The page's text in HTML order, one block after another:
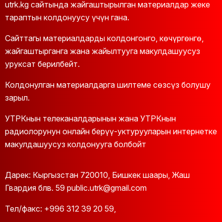
16:00 "Манас жаңырат"
16:20 "Рух азык"
16:40 Документальный фильм "Ашыке"
17:00 Айымдар
18:00 Документальный фильм Бакен Кыдыкеева
18:40 "Манас жаңырат"
utrk.kg сайтында жайгаштырылган материалдар жеке
тараптын колдонуусу үчүн гана.
Сайттагы материалдарды колдонгонго, көчүргөнгө,
жайгаштырганга жана жайылтууга макулдашуусуз
уруксат берилбейт.
Колдонулган материалдарга шилтеме сөзсүз болушу
зарыл.
УТРКнын телеканалдарынын жана УТРКнын
радиолорунун онлайн берүү-уктурууларын интернетке
макулдашуусуз колдонууга болбойт
Дарек: Кыргызстан 720010, Бишкек шаары, Жаш
Гвардия блв. 59 public.utrk@gmail.com
Тел/факс: +996 312 39 20 59